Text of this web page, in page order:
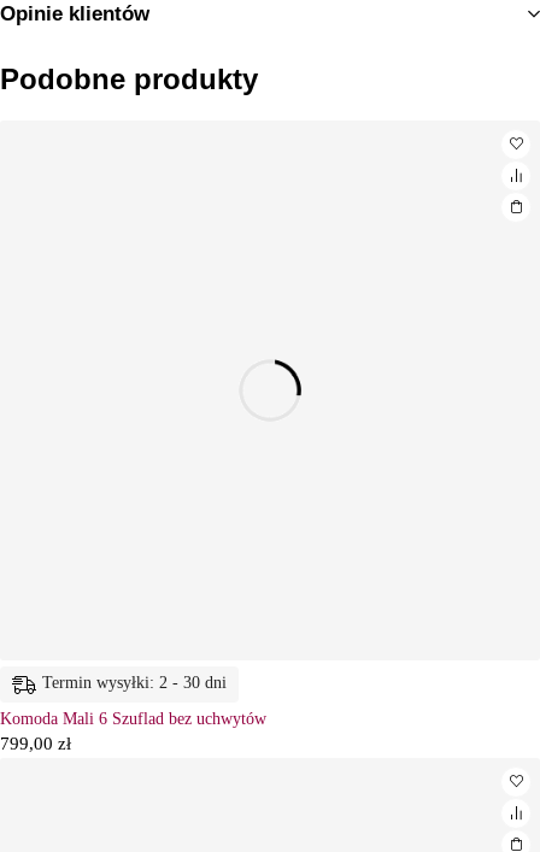
Opinie klientów
Podobne produkty
Termin wysyłki: 2 - 30 dni
Komoda Mali 6 Szuflad bez uchwytów
799,00 zł